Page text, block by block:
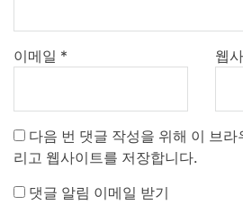
이메일 * 웹
다음 번 댓글 작성을 위해 이 브
리고 웹사이트를 저장합니다.
댓글 알림 이메일 받기